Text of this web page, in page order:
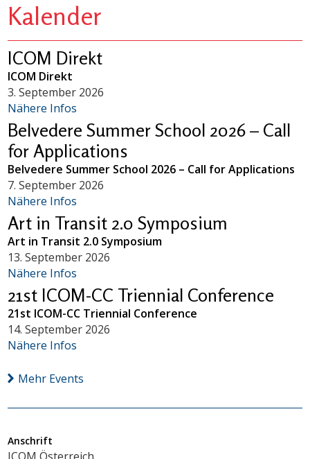
Kalender
ICOM Direkt
ICOM Direkt
3. September 2026
Nähere Infos
Belvedere Summer School 2026 – Call
for Applications
Belvedere Summer School 2026 – Call for Applications
7. September 2026
Nähere Infos
Art in Transit 2.0 Symposium
Art in Transit 2.0 Symposium
13. September 2026
Nähere Infos
21st ICOM-CC Triennial Conference
21st ICOM-CC Triennial Conference
14. September 2026
Nähere Infos
Mehr Events
Anschrift